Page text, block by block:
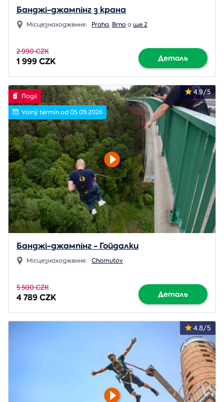
Банджі-джампінг з крана
Місцезнаходження: Praha, Brnoa ще 2
2 990 CZK
1 999 CZK Деталь
4.9/5
Події
Volný termín od 05.09.2026
Банджі-джампінг - Гойдалки
Місцезнаходження: Chomutov
5 500 CZK
4 789 CZK Деталь
4.8/5